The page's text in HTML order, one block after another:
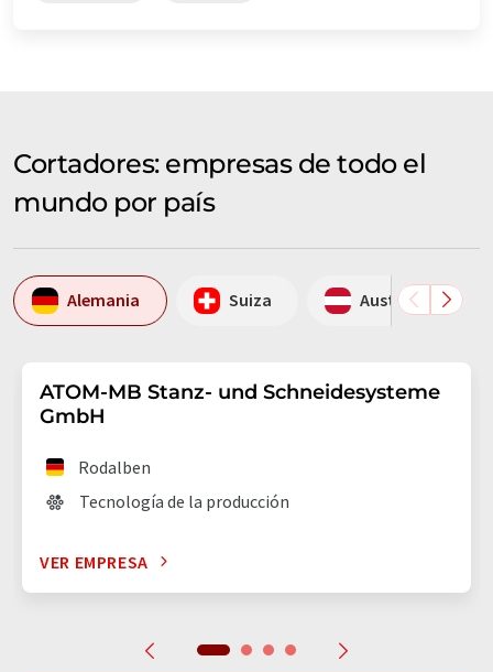
Cortadores: empresas de todo el
mundo por país
Alemania Suiza Austria
ATOM-MB Stanz- und Schneidesysteme
GmbH
Rodalben
Tecnología de la producción
VER EMPRESA